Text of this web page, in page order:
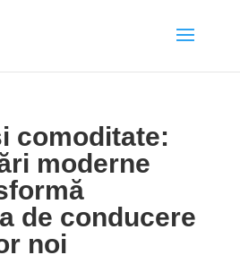
comoditate:
moderne
de conducere
noi